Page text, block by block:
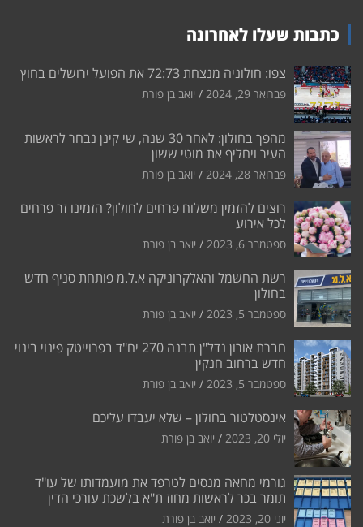
כתבות שעלו לאחרונה
צפו: חולוניה מנצחת 72:73 את הפועל ירושלים בחוץ
פברואר 29, 2024 יואב בן פורת
מהפך בחולון: לאחר 30 שנה, שי קינן נבחר לראשות
העיר ויחליף את מוטי ששון
פברואר 28, 2024 יואב בן פורת
רוצים להזמין משלוח פרחים לחולון? הזמינו זר פרחים
לכל אירוע
ספטמבר 6, 2023 יואב בן פורת
רשת החשמל והאלקרוניקה א.ל.מ פותחת סניף חדש
בחולון
ספטמבר 5, 2023 יואב בן פורת
חברת אורון נדל"ן תבנה 270 יח"ד בפרוייטק פינוי בינוי
חדש ברחוב חנקין
ספטמבר 5, 2023 יואב בן פורת
אינסטלטור בחולון – שלא יעבדו עליכם
יולי 20, 2023 יואב בן פורת
גורמי מחאה מנסים לטרפד את מועמדותו של עו"ד
תומר בכר לראשות מחוז ת"א בלשכת עורכי הדין
יוני 20, 2023 יואב בן פורת